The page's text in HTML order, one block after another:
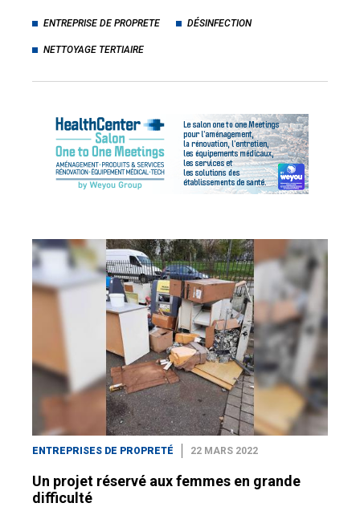
ENTREPRISE DE PROPRETE DÉSINFECTION
NETTOYAGE TERTIAIRE
ENTREPRISES DE PROPRETÉ 22 MARS 2022
Un projet réservé aux femmes en grande
difficulté